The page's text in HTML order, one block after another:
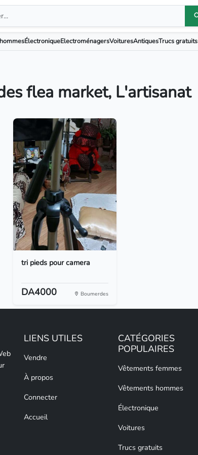
ÉlectroniqueElectroménagersVoituresAntiquesTrucs gratuits
flea market, L'artisanat
tri pieds pour camera
DA4000 Boumerdes
LIENS UTILES
Vendre
À propos
Connecter
Accueil
CATÉGORIES
POPULAIRES
Vêtements femmes
Vêtements hommes
Électronique
Voitures
Trucs gratuits